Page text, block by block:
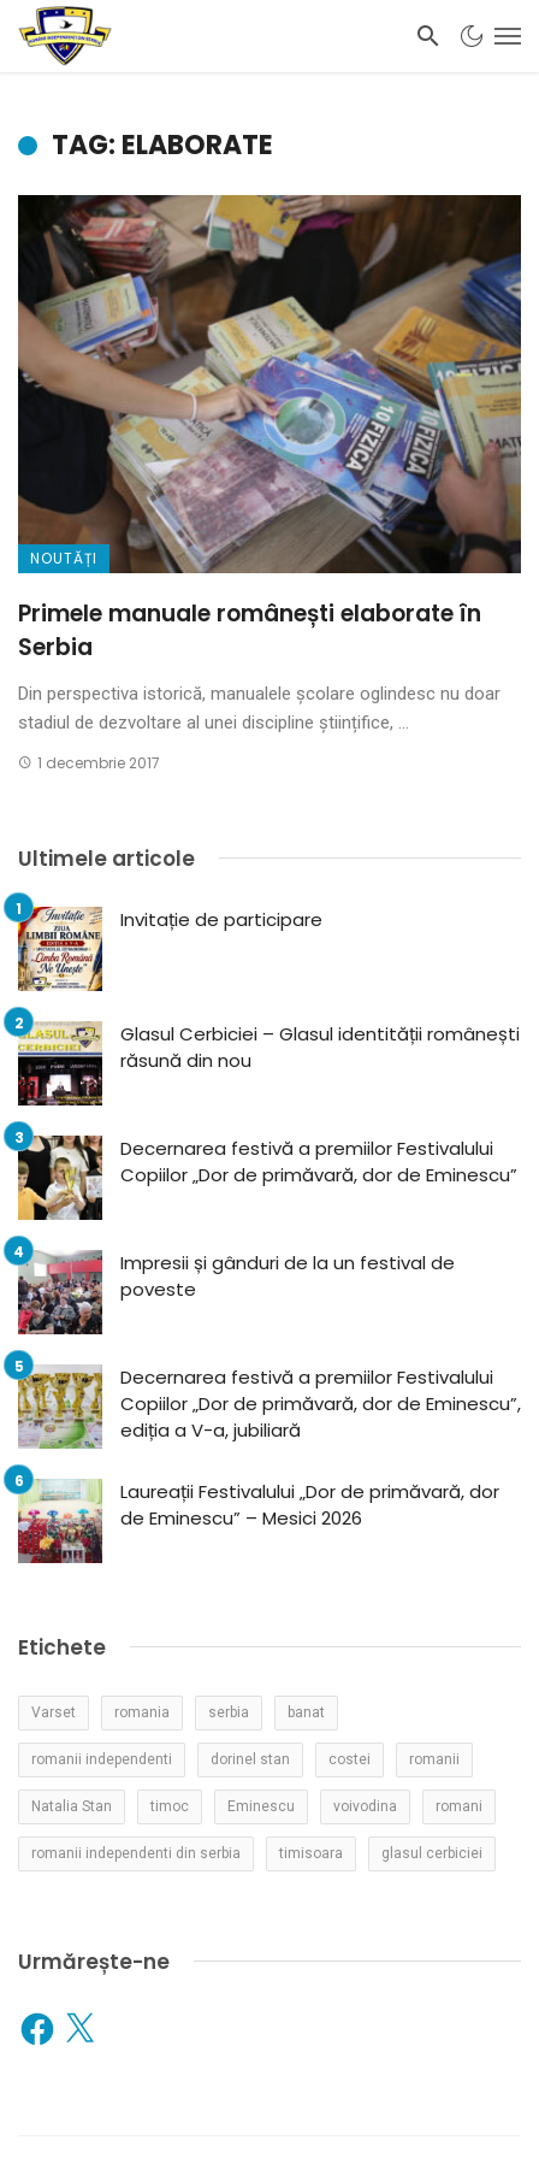
TAG: ELABORATE
NOUTĂȚI
Primele manuale românești elaborate în
Serbia
Din perspectiva istorică, manualele școlare oglindesc nu doar
stadiul de dezvoltare al unei discipline științifice, ...
1 decembrie 2017
Ultimele articole
Invitație de participare
Glasul Cerbiciei – Glasul identității românești
răsună din nou
Decernarea festivă a premiilor Festivalului
Copiilor „Dor de primăvară, dor de Eminescu”
Impresii și gânduri de la un festival de
poveste
Decernarea festivă a premiilor Festivalului
Copiilor „Dor de primăvară, dor de Eminescu”,
ediția a V-a, jubiliară
Laureații Festivalului „Dor de primăvară, dor
de Eminescu” – Mesici 2026
Etichete
Varset romania serbia banat
romanii independenti dorinel stan costei romanii
Natalia Stan timoc Eminescu voivodina romani
romanii independenti din serbia timisoara glasul cerbiciei
Urmărește-ne
Facebook
X